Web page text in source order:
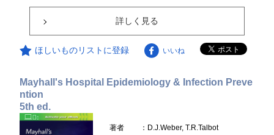
詳しく見る
ほしいものリストに登録 いいね
Mayhall's Hospital Epidemiology & Infection Preve
ntion
5th ed.
著者
：D.J.Weber, T.R.Talbot